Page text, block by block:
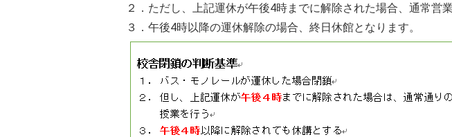
２．ただし、上記運休が午後4時までに解除された場合、通常営
３．午後4時以降の運休解除の場合、終日休館となります。